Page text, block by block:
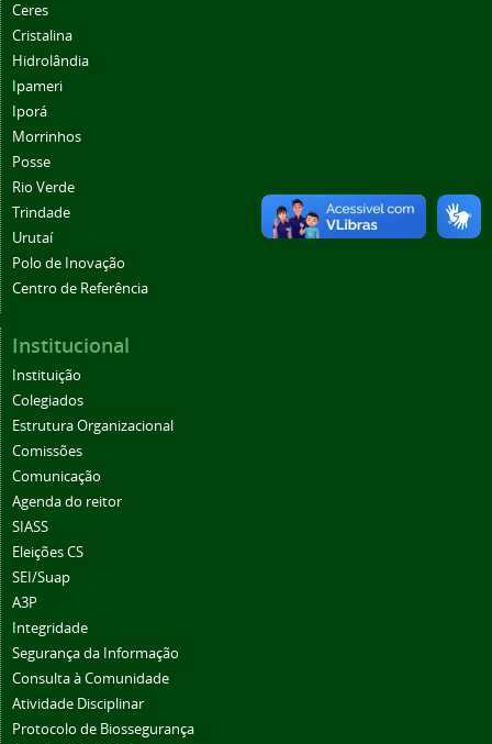
Ceres
Cristalina
Hidrolândia
Ipameri
Iporá
Morrinhos
Posse
Rio Verde
Trindade
Urutaí
Polo de Inovação
Centro de Referência
Institucional
Instituição
Colegiados
Estrutura Organizacional
Comissões
Comunicação
Agenda do reitor
SIASS
Eleições CS
SEI/Suap
A3P
Integridade
Segurança da Informação
Consulta à Comunidade
Atividade Disciplinar
Protocolo de Biossegurança